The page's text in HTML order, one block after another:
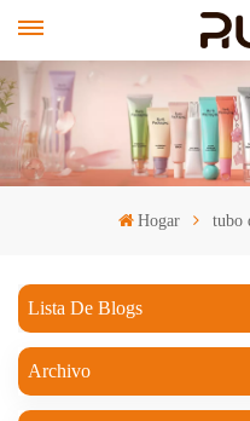
Hogar tubo
Lista De Blogs
Archivo